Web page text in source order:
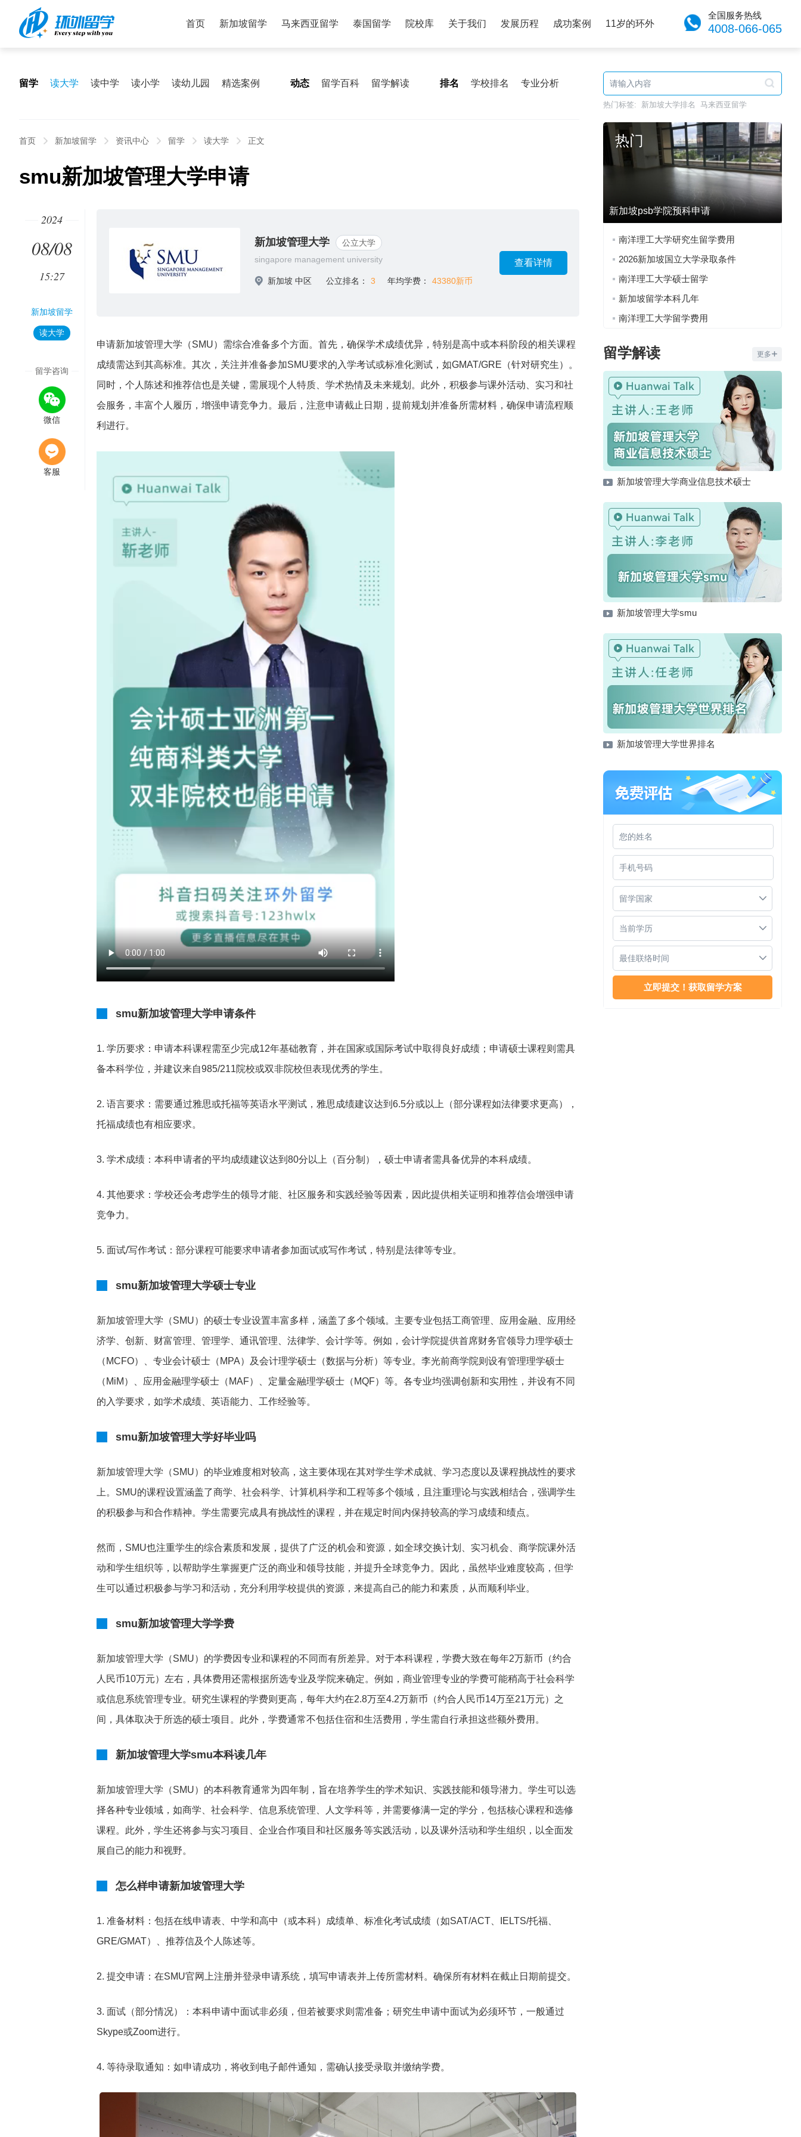
首页 新加坡留学 马来西亚留学 泰国留学 院校库 关于我们 发展历程 成功案例 11岁的环外
全国服务热线
4008-066-065
留学 读大学 读中学 读小学 读幼儿园 精选案例 动态 留学百科 留学解读 排名 学校排名 专业分析
首页 新加坡留学 资讯中心 留学 读大学 正文
smu新加坡管理大学申请
新加坡管理大学
公立大学
singapore management university
新加坡 中区 公立排名： 3 年均学费： 43380新币
查看详情
申请新加坡管理大学（SMU）需综合准备多个方面。首先，确保学术成绩优异，特别是高中或本科阶段的相关课程
成绩需达到其高标准。其次，关注并准备参加SMU要求的入学考试或标准化测试，如GMAT/GRE（针对研究生）。
同时，个人陈述和推荐信也是关键，需展现个人特质、学术热情及未来规划。此外，积极参与课外活动、实习和社
会服务，丰富个人履历，增强申请竞争力。最后，注意申请截止日期，提前规划并准备所需材料，确保申请流程顺
利进行。
smu新加坡管理大学申请条件
1. 学历要求：申请本科课程需至少完成12年基础教育，并在国家或国际考试中取得良好成绩；申请硕士课程则需具
备本科学位，并建议来自985/211院校或双非院校但表现优秀的学生。
2. 语言要求：需要通过雅思或托福等英语水平测试，雅思成绩建议达到6.5分或以上（部分课程如法律要求更高），
托福成绩也有相应要求。
3. 学术成绩：本科申请者的平均成绩建议达到80分以上（百分制），硕士申请者需具备优异的本科成绩。
4. 其他要求：学校还会考虑学生的领导才能、社区服务和实践经验等因素，因此提供相关证明和推荐信会增强申请
竞争力。
5. 面试/写作考试：部分课程可能要求申请者参加面试或写作考试，特别是法律等专业。
smu新加坡管理大学硕士专业
新加坡管理大学（SMU）的硕士专业设置丰富多样，涵盖了多个领域。主要专业包括工商管理、应用金融、应用经
济学、创新、财富管理、管理学、通讯管理、法律学、会计学等。例如，会计学院提供首席财务官领导力理学硕士
（MCFO）、专业会计硕士（MPA）及会计理学硕士（数据与分析）等专业。李光前商学院则设有管理理学硕士
（MiM）、应用金融理学硕士（MAF）、定量金融理学硕士（MQF）等。各专业均强调创新和实用性，并设有不同
的入学要求，如学术成绩、英语能力、工作经验等。
smu新加坡管理大学好毕业吗
新加坡管理大学（SMU）的毕业难度相对较高，这主要体现在其对学生学术成就、学习态度以及课程挑战性的要求
上。SMU的课程设置涵盖了商学、社会科学、计算机科学和工程等多个领域，且注重理论与实践相结合，强调学生
的积极参与和合作精神。学生需要完成具有挑战性的课程，并在规定时间内保持较高的学习成绩和绩点。
然而，SMU也注重学生的综合素质和发展，提供了广泛的机会和资源，如全球交换计划、实习机会、商学院课外活
动和学生组织等，以帮助学生掌握更广泛的商业和领导技能，并提升全球竞争力。因此，虽然毕业难度较高，但学
生可以通过积极参与学习和活动，充分利用学校提供的资源，来提高自己的能力和素质，从而顺利毕业。
smu新加坡管理大学学费
新加坡管理大学（SMU）的学费因专业和课程的不同而有所差异。对于本科课程，学费大致在每年2万新币（约合
人民币10万元）左右，具体费用还需根据所选专业及学院来确定。例如，商业管理专业的学费可能稍高于社会科学
或信息系统管理专业。研究生课程的学费则更高，每年大约在2.8万至4.2万新币（约合人民币14万至21万元）之
间，具体取决于所选的硕士项目。此外，学费通常不包括住宿和生活费用，学生需自行承担这些额外费用。
新加坡管理大学smu本科读几年
新加坡管理大学（SMU）的本科教育通常为四年制，旨在培养学生的学术知识、实践技能和领导潜力。学生可以选
择各种专业领域，如商学、社会科学、信息系统管理、人文学科等，并需要修满一定的学分，包括核心课程和选修
课程。此外，学生还将参与实习项目、企业合作项目和社区服务等实践活动，以及课外活动和学生组织，以全面发
展自己的能力和视野。
怎么样申请新加坡管理大学
1. 准备材料：包括在线申请表、中学和高中（或本科）成绩单、标准化考试成绩（如SAT/ACT、IELTS/托福、
GRE/GMAT）、推荐信及个人陈述等。
2. 提交申请：在SMU官网上注册并登录申请系统，填写申请表并上传所需材料。确保所有材料在截止日期前提交。
3. 面试（部分情况）：本科申请中面试非必须，但若被要求则需准备；研究生申请中面试为必须环节，一般通过
Skype或Zoom进行。
4. 等待录取通知：如申请成功，将收到电子邮件通知，需确认接受录取并缴纳学费。
2024
08/08
15:27
新加坡留学
读大学
留学咨询
微信
客服
热门标签: 新加坡大学排名 马来西亚留学
热门
新加坡psb学院预科申请
南洋理工大学研究生留学费用
2026新加坡国立大学录取条件
南洋理工大学硕士留学
新加坡留学本科几年
南洋理工大学留学费用
留学解读 更多
新加坡管理大学商业信息技术硕士
新加坡管理大学smu
新加坡管理大学世界排名
新加坡管理大学入学申请时间
留学国家
当前学历
最佳联络时间